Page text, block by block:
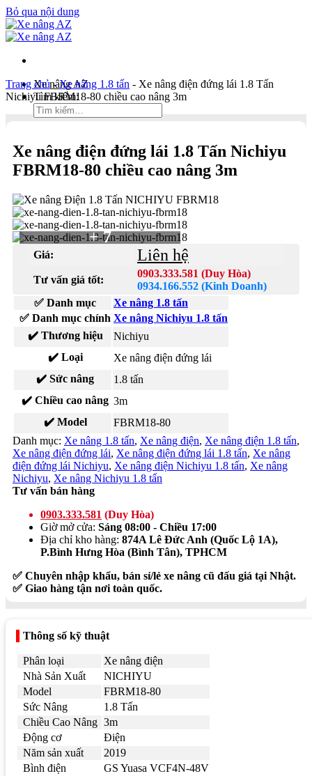
Bỏ qua nội dung
Xe nâng AZ
Tìm kiếm:
Duy Hòa
0903 333 581
Bản đồ
Liên hệ
Tìm kiếm:
Trang chủ-Xe nâng 1.8 tấn - Xe nâng điện đứng lái 1.8 Tấn
Nichiyu FBRM18-80 chiều cao nâng 3m
Xe nâng điện đứng lái 1.8 Tấn Nichiyu
FBRM18-80 chiều cao nâng 3m
+ 7
Giá: Liên hệ
Tư vấn giá tốt:
0903.333.581 (Duy Hòa)
0934.166.552 (Kinh Doanh)
✅ Danh mục
Xe nâng 1.8 tấn
✅ Danh mục chính Xe nâng Nichiyu 1.8 tấn
✔️ Thương hiệu
Nichiyu
✔️ Loại
Xe nâng điện đứng lái
✔️ Sức nâng
1.8 tấn
✔️ Chiều cao nâng 3m
✔️ Model
FBRM18-80
Danh mục: Xe nâng 1.8 tấn, Xe nâng điện, Xe nâng điện 1.8 tấn,
Xe nâng điện đứng lái, Xe nâng điện đứng lái 1.8 tấn, Xe nâng
điện đứng lái Nichiyu, Xe nâng điện Nichiyu 1.8 tấn, Xe nâng
Nichiyu, Xe nâng Nichiyu 1.8 tấn
Tư vấn bán hàng
0903.333.581 (Duy Hòa)
Giờ mở cửa: Sáng 08:00 - Chiều 17:00
Địa chỉ kho hàng: 874A Lê Đức Anh (Quốc Lộ 1A),
P.Bình Hưng Hòa (Bình Tân), TPHCM
✅ Chuyên nhập khẩu, bán sỉ/lẻ xe nâng cũ đấu giá tại Nhật.
✅ Giao hàng tận nơi toàn quốc.
Thông số kỹ thuật
Phân loại
Xe nâng điện
Nhà Sản Xuất
NICHIYU
Model
FBRM18-80
Sức Nâng
1.8 Tấn
Chiều Cao Nâng 3m
Động cơ
Điện
Năm sản xuất
2019
Bình điện
GS Yuasa VCF4N-48V